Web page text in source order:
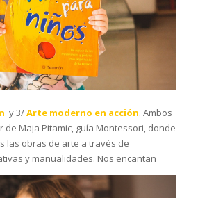
y 3/Arte moderno en acción. Ambos
de Maja Pitamic, guía Montessori, donde
las obras de arte a través de
y manualidades. Nos encantan